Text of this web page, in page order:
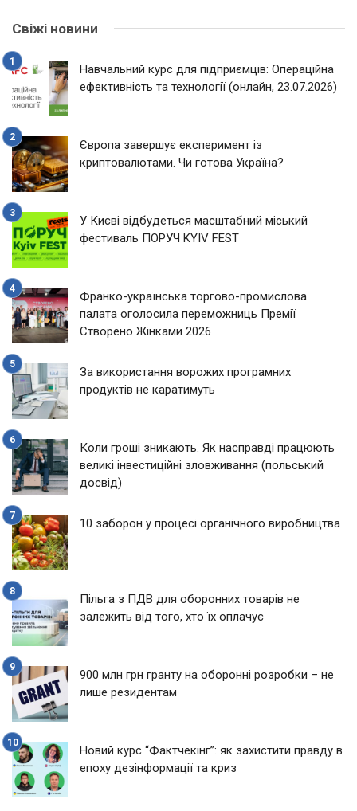
Свіжі новини
Навчальний курс для підприємців: Операційна
ефективність та технології (онлайн, 23.07.2026)
Європа завершує експеримент із
криптовалютами. Чи готова Україна?
У Києві відбудеться масштабний міський
фестиваль ПОРУЧ KYIV FEST
Франко-українська торгово-промислова
палата оголосила переможниць Премії
Створено Жінками 2026
За використання ворожих програмних
продуктів не каратимуть
Коли гроші зникають. Як насправді працюють
великі інвестиційні зловживання (польський
досвід)
10 заборон у процесі органічного виробництва
Пільга з ПДВ для оборонних товарів не
залежить від того, хто їх оплачує
900 млн грн гранту на оборонні розробки – не
лише резидентам
Новий курс “Фактчекінг”: як захистити правду в
епоху дезінформації та криз